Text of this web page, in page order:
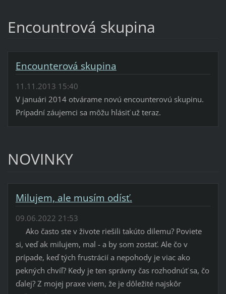
Encountrová skupina
Encounterová skupina
11.11.2013 15:40
V januári 2014 otvárame novú encounterovú skupinu.
Prípadní záujemci sa môžu hlásiť už teraz.
NOVINKY
Milujem, ale musím odísť.
09.06.2022 21:53
Ako často ste v živote riešili takúto dilemu? Poviete
si, veď ak milujem, mal - a by som zostať. Ale čo v
prípade, keď tých frustrácií a nepohody je viac ako
pekných chvíľ? Kedy je ten správny čas rozhodnúť sa, čo
ďalej? Z mojej praxe viem, že je dôležité najskôr